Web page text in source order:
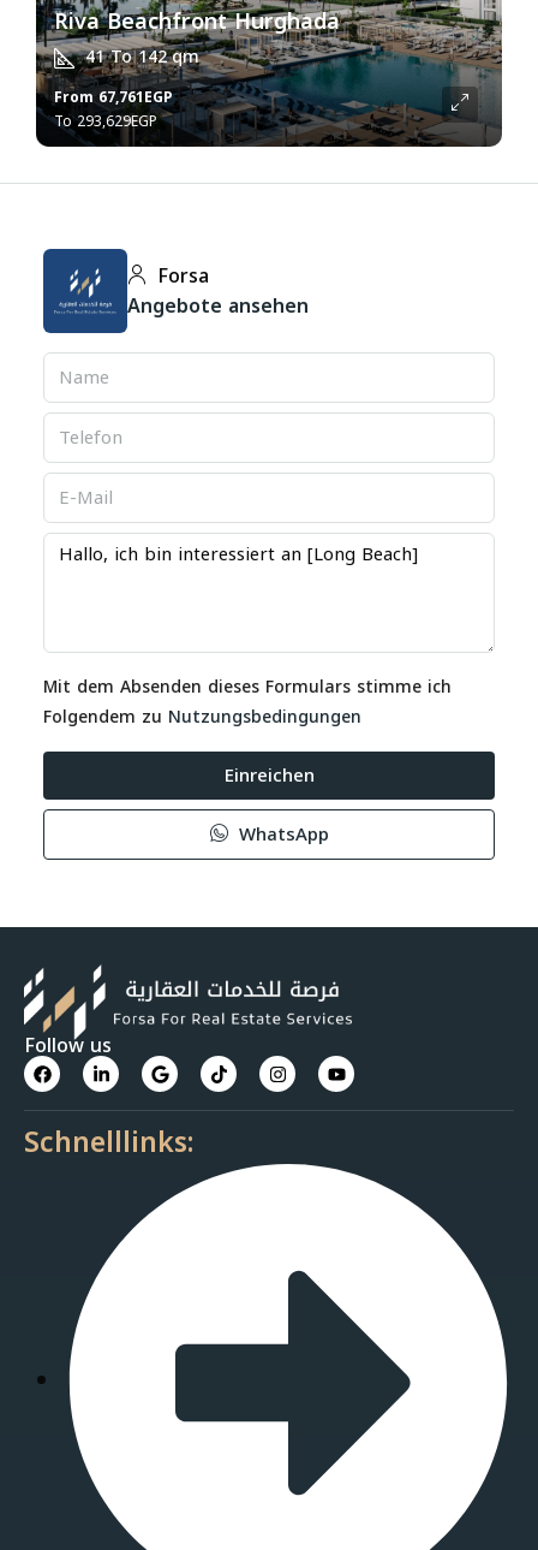
Riva Beachfront Hurghada
41 To 142qm
From67,761EGP
293,629EGP
Forsa
Angebote ansehen
Mit dem Absenden dieses Formulars stimme ich
Folgendem zu Nutzungsbedingungen
Einreichen
WhatsApp
Follow us
Schnelllinks: